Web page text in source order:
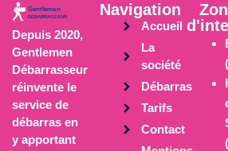
Depuis 2020,
Gentlemen
Débarrasseur
réinvente le
service de
débarras en
y apportant
Navigation
Accueil
La
société
Débarras
Tarifs
Contact